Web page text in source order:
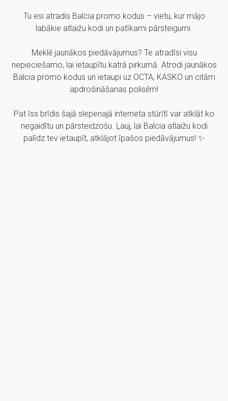
Tu esi atradis Balcia promo kodus – vietu, kur mājo
labākie atlaižu kodi un patīkami pārsteigumi.
Meklē jaunākos piedāvājumus? Te atradīsi visu
nepieciešamo, lai ietaupītu katrā pirkumā. Atrodi jaunākos
Balcia promo kodus un ietaupi uz OCTA, KASKO un citām
apdrošināšanas polisēm!
Pat īss brīdis šajā slepenajā interneta stūrītī var atklāt ko
negaidītu un pārsteidzošu. Ļauj, lai Balcia atlaižu kodi
palīdz tev ietaupīt, atklājot īpašos piedāvājumus! ✨